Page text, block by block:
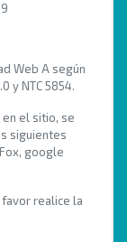
Web A según
y NTC 5854.
en el sitio, se
siguientes
google
realice la